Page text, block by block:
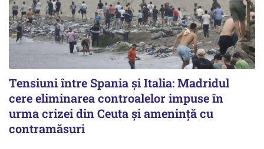
Tensiuni între Spania și Italia: Madridul
cere eliminarea controalelor impuse în
urma crizei din Ceuta și amenință cu
contramăsuri